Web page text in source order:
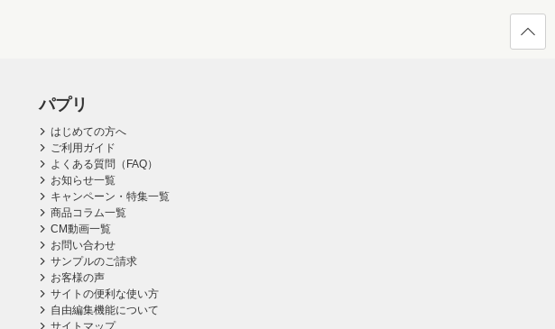
パプリ
はじめての方へ
ご利用ガイド
よくある質問（FAQ）
お知らせ一覧
キャンペーン・特集一覧
商品コラム一覧
CM動画一覧
お問い合わせ
サンプルのご請求
お客様の声
サイトの便利な使い方
自由編集機能について
サイトマップ